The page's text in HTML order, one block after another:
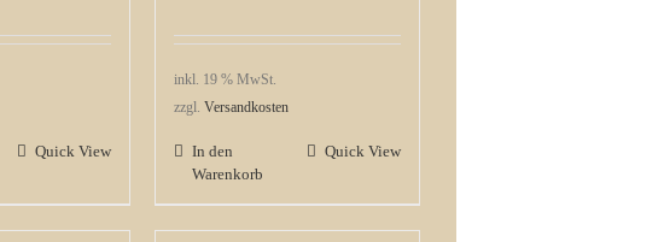
Quick View
inkl. 19 % MwSt.
zzgl. Versandkosten
In den
Warenkorb
Quick View